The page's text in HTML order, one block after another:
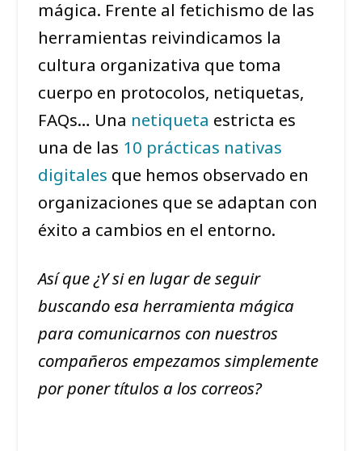
mágica. Frente al fetichismo de las
herramientas reivindicamos la
cultura organizativa que toma
cuerpo en protocolos, netiquetas,
FAQs… Una netiqueta estricta es
una de las 10 prácticas nativas
digitales que hemos observado en
organizaciones que se adaptan con
éxito a cambios en el entorno.
Así que ¿Y si en lugar de seguir
buscando esa herramienta mágica
para comunicarnos con nuestros
compañeros empezamos simplemente
por poner títulos a los correos?